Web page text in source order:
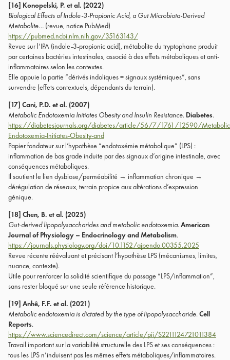
[16] Konopelski, P. et al. (2022)
Biological Effects of Indole-3-Propionic Acid, a Gut Microbiota-Derived
Metabolite… (revue, notice PubMed)
https://pubmed.ncbi.nlm.nih.gov/35163143/
Revue sur l’IPA (indole-3-propionic acid), métabolite du tryptophane produit
par certaines bactéries intestinales, associé à des effets métaboliques et anti-
inflammatoires selon les contextes.
Elle appuie la partie “dérivés indoliques = signaux systémiques”, sans
survendre (effets contextuels, dépendants du terrain).
[17] Cani, P.D. et al. (2007)
Metabolic Endotoxemia Initiates Obesity and Insulin Resistance. Diabetes.
https://diabetesjournals.org/diabetes/article/56/7/1761/12590/
Endotoxemia-Initiates-Obesity-and
Papier fondateur sur l’hypothèse “endotoxémie métabolique” (LPS) :
inflammation de bas grade induite par des signaux d’origine intestinale, avec
conséquences métaboliques.
Il soutient le lien dysbiose/perméabilité → inflammation chronique →
dérégulation de réseaux, terrain propice aux altérations d’expression
génique.
[18] Chen, B. et al. (2025)
Gut-derived lipopolysaccharides and metabolic endotoxemia.American
Journal of Physiology – Endocrinology and Metabolism.
https://journals.physiology.org/doi/10.1152/ajpendo.00355.2025
Revue récente réévaluant et précisant l’hypothèse LPS (mécanismes, limites,
nuance, contexte).
Utile pour renforcer la solidité scientifique du passage “LPS/inflammation”,
sans rester bloqué sur une seule référence historique.
[19] Anhê, F.F. et al. (2021)
Metabolic endotoxemia is dictated by the type of lipopolysaccharide.Cell
Reports.
https://www.sciencedirect.com/science/article/pii/S2211124721011384
Travail important sur la variabilité structurelle des LPS et ses conséquences :
tous les LPS n’induisent pas les mêmes effets métaboliques/inflammatoires.